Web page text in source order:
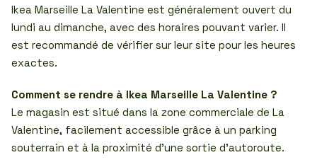
Ikea Marseille La Valentine est généralement ouvert du
lundi au dimanche, avec des horaires pouvant varier. Il
est recommandé de vérifier sur leur site pour les heures
exactes.
Comment se rendre à Ikea Marseille La Valentine ?
Le magasin est situé dans la zone commerciale de La
Valentine, facilement accessible grâce à un parking
souterrain et à la proximité d’une sortie d’autoroute.